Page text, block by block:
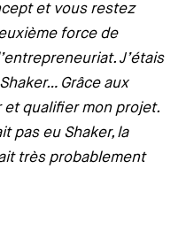
et vous restez
force de
J’étais
Grâce aux
et qualifier mon projet.
pas eu Shaker, la
très probablement